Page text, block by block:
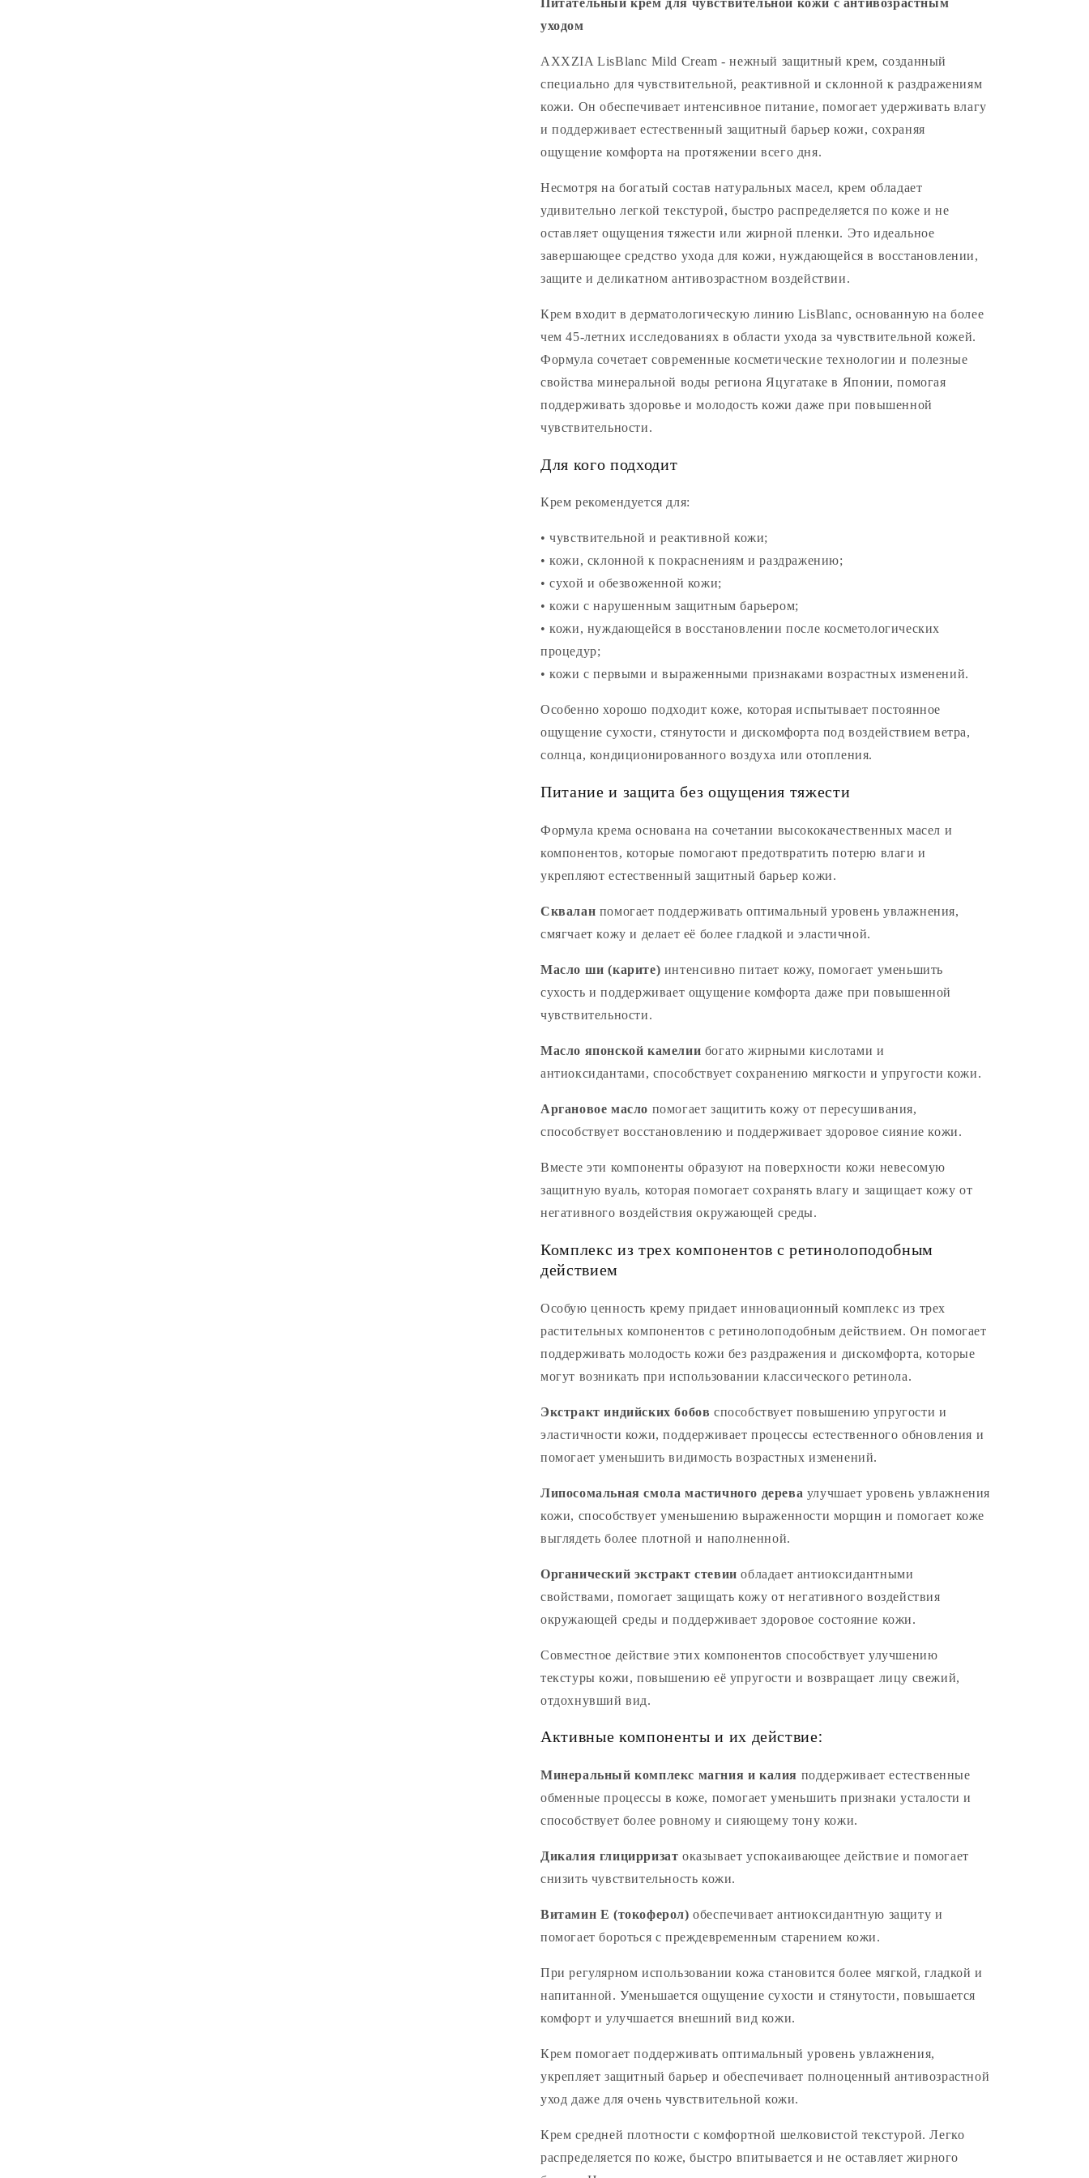
кожи
с
уходом
кожи
уходом
уходом
AXXZIA LisBlanc Mild Cream - нежный защитный крем, созданный
специально для чувствительной, реактивной и склонной к раздражениям
кожи. Он обеспечивает интенсивное питание, помогает удерживать влагу
и поддерживает естественный защитный барьер кожи, сохраняя
ощущение комфорта на протяжении всего дня.
Несмотря на богатый состав натуральных масел, крем обладает
удивительно легкой текстурой, быстро распределяется по коже и не
оставляет ощущения тяжести или жирной пленки. Это идеальное
завершающее средство ухода для кожи, нуждающейся в восстановлении,
защите и деликатном антивозрастном воздействии.
Крем входит в дерматологическую линию LisBlanc, основанную на более
чем 45-летних исследованиях в области ухода за чувствительной кожей.
Формула сочетает современные косметические технологии и полезные
свойства минеральной воды региона Яцугатаке в Японии, помогая
поддерживать здоровье и молодость кожи даже при повышенной
чувствительности.
Для кого подходит
Крем рекомендуется для:
• чувствительной и реактивной кожи;
• кожи, склонной к покраснениям и раздражению;
• сухой и обезвоженной кожи;
• кожи с нарушенным защитным барьером;
• кожи, нуждающейся в восстановлении после косметологических
процедур;
• кожи с первыми и выраженными признаками возрастных изменений.
Особенно хорошо подходит коже, которая испытывает постоянное
ощущение сухости, стянутости и дискомфорта под воздействием ветра,
солнца, кондиционированного воздуха или отопления.
Питание и защита без ощущения тяжести
Формула крема основана на сочетании высококачественных масел и
компонентов, которые помогают предотвратить потерю влаги и
укрепляют естественный защитный барьер кожи.
Сквалан помогает поддерживать оптимальный уровень увлажнения,
смягчает кожу и делает её более гладкой и эластичной.
Масло ши (карите) интенсивно питает кожу, помогает уменьшить
сухость и поддерживает ощущение комфорта даже при повышенной
чувствительности.
Масло японской камелии богато жирными кислотами и
антиоксидантами, способствует сохранению мягкости и упругости кожи.
Аргановое масло помогает защитить кожу от пересушивания,
способствует восстановлению и поддерживает здоровое сияние кожи.
Вместе эти компоненты образуют на поверхности кожи невесомую
защитную вуаль, которая помогает сохранять влагу и защищает кожу от
негативного воздействия окружающей среды.
Комплекс из трех компонентов с ретинолоподобным
действием
Особую ценность крему придает инновационный комплекс из трех
растительных компонентов с ретинолоподобным действием. Он помогает
поддерживать молодость кожи без раздражения и дискомфорта, которые
могут возникать при использовании классического ретинола.
Экстракт индийских бобов способствует повышению упругости и
эластичности кожи, поддерживает процессы естественного обновления и
помогает уменьшить видимость возрастных изменений.
Липосомальная смола мастичного дерева улучшает уровень увлажнения
кожи, способствует уменьшению выраженности морщин и помогает коже
выглядеть более плотной и наполненной.
Органический экстракт стевии обладает антиоксидантными
свойствами, помогает защищать кожу от негативного воздействия
окружающей среды и поддерживает здоровое состояние кожи.
Совместное действие этих компонентов способствует улучшению
текстуры кожи, повышению её упругости и возвращает лицу свежий,
отдохнувший вид.
Активные компоненты и их действие:
Минеральный комплекс магния и калия поддерживает естественные
обменные процессы в коже, помогает уменьшить признаки усталости и
способствует более ровному и сияющему тону кожи.
Дикалия глицирризат оказывает успокаивающее действие и помогает
снизить чувствительность кожи.
Витамин Е (токоферол) обеспечивает антиоксидантную защиту и
помогает бороться с преждевременным старением кожи.
При регулярном использовании кожа становится более мягкой, гладкой и
напитанной. Уменьшается ощущение сухости и стянутости, повышается
комфорт и улучшается внешний вид кожи.
Крем помогает поддерживать оптимальный уровень увлажнения,
укрепляет защитный барьер и обеспечивает полноценный антивозрастной
уход даже для очень чувствительной кожи.
Крем средней плотности с комфортной шелковистой текстурой. Легко
распределяется по коже, быстро впитывается и не оставляет жирного